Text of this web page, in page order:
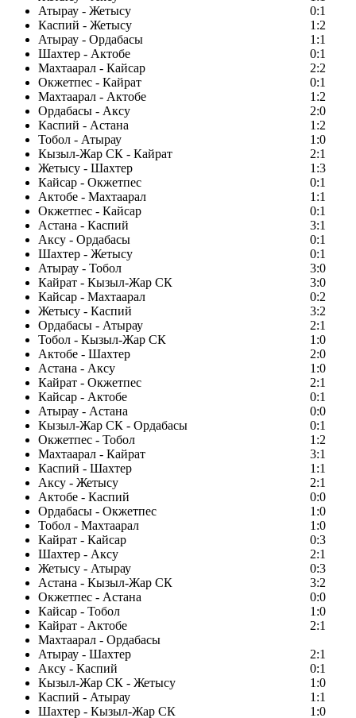
Атырау - Жетысу
0:1
Каспий - Жетысу
1:2
Атырау - Ордабасы
1:1
Шахтер - Актобе
0:1
Махтаарал - Кайсар
2:2
Окжетпес - Кайрат
0:1
Махтаарал - Актобе
1:2
Ордабасы - Аксу
2:0
Каспий - Астана
1:2
Тобол - Атырау
1:0
Кызыл-Жар СК - Кайрат
2:1
Жетысу - Шахтер
1:3
Кайсар - Окжетпес
0:1
Актобе - Махтаарал
1:1
Окжетпес - Кайсар
0:1
Астана - Каспий
3:1
Аксу - Ордабасы
0:1
Шахтер - Жетысу
0:1
Атырау - Тобол
3:0
Кайрат - Кызыл-Жар СК
3:0
Кайсар - Махтаарал
0:2
Жетысу - Каспий
3:2
Ордабасы - Атырау
2:1
Тобол - Кызыл-Жар СК
1:0
Актобе - Шахтер
2:0
Астана - Аксу
1:0
Кайрат - Окжетпес
2:1
Кайсар - Актобе
0:1
Атырау - Астана
0:0
Кызыл-Жар СК - Ордабасы
0:1
Окжетпес - Тобол
1:2
Махтаарал - Кайрат
3:1
Каспий - Шахтер
1:1
Аксу - Жетысу
2:1
Актобе - Каспий
0:0
Ордабасы - Окжетпес
1:0
Тобол - Махтаарал
1:0
Кайрат - Кайсар
0:3
Шахтер - Аксу
2:1
Жетысу - Атырау
0:3
Астана - Кызыл-Жар СК
3:2
Окжетпес - Астана
0:0
Кайсар - Тобол
1:0
Кайрат - Актобе
2:1
Махтаарал - Ордабасы
Атырау - Шахтер
2:1
Аксу - Каспий
0:1
Кызыл-Жар СК - Жетысу
1:0
Каспий - Атырау
1:1
Шахтер - Кызыл-Жар СК
1:0